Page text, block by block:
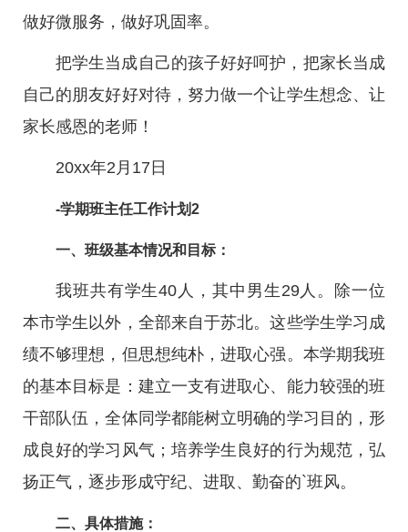
做好微服务，做好巩固率。
把学生当成自己的孩子好好呵护，把家长当成
自己的朋友好好对待，努力做一个让学生想念、让
家长感恩的老师！
20xx年2月17日
-学期班主任工作计划2
一、班级基本情况和目标：
我班共有学生40人，其中男生29人。除一位
本市学生以外，全部来自于苏北。这些学生学习成
绩不够理想，但思想纯朴，进取心强。本学期我班
的基本目标是：建立一支有进取心、能力较强的班
干部队伍，全体同学都能树立明确的学习目的，形
成良好的学习风气；培养学生良好的行为规范，弘
扬正气，逐步形成守纪、进取、勤奋的`班风。
二、具体措施：